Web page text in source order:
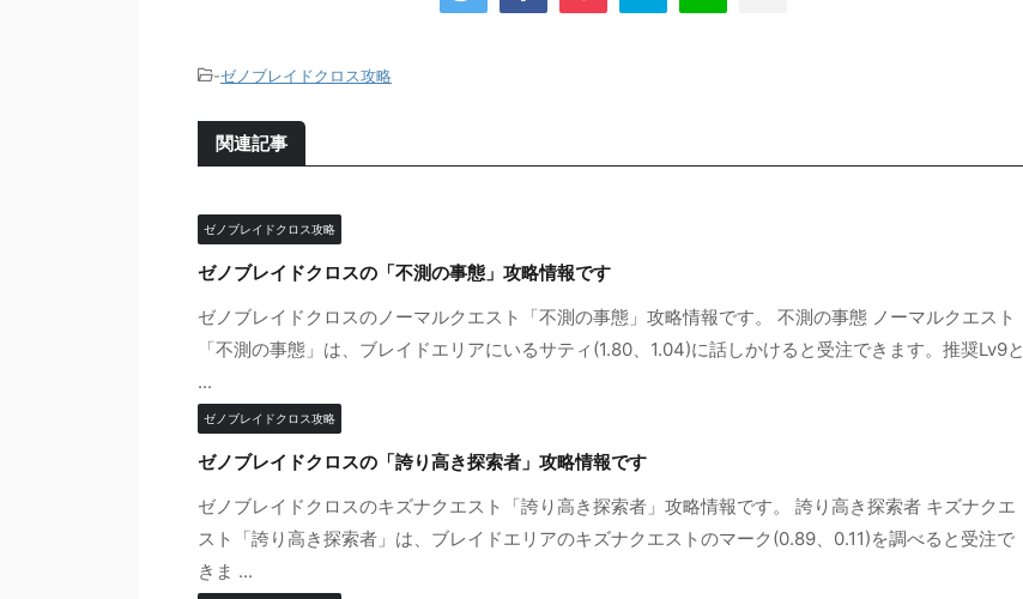
-ゼノブレイドクロス攻略
関連記事
ゼノブレイドクロス攻略
ゼノブレイドクロスの「不測の事態」攻略情報です
ゼノブレイドクロスのノーマルクエスト「不測の事態」攻略情報です。 不測の事態 ノーマルクエスト
「不測の事態」は、ブレイドエリアにいるサティ(1.80、1.04)に話しかけると受注できます。推奨Lv9と
...
ゼノブレイドクロス攻略
ゼノブレイドクロスの「誇り高き探索者」攻略情報です
ゼノブレイドクロスのキズナクエスト「誇り高き探索者」攻略情報です。 誇り高き探索者 キズナクエ
スト「誇り高き探索者」は、ブレイドエリアのキズナクエストのマーク(0.89、0.11)を調べると受注で
きま ...